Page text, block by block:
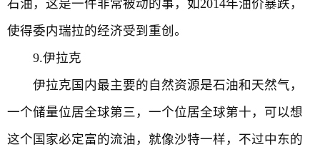
石油，这是一件非常被动的事，如2014年油价暴跌，
使得委内瑞拉的经济受到重创。
9.伊拉克
伊拉克国内最主要的自然资源是石油和天然气，
一个储量位居全球第三，一个位居全球第十，可以想
这个国家必定富的流油，就像沙特一样，不过中东的